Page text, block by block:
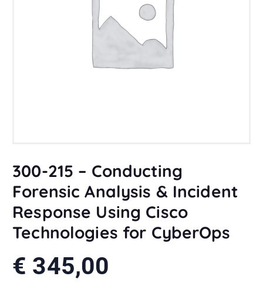
300-215 – Conducting
Forensic Analysis & Incident
Response Using Cisco
Technologies for CyberOps
€ 345,00